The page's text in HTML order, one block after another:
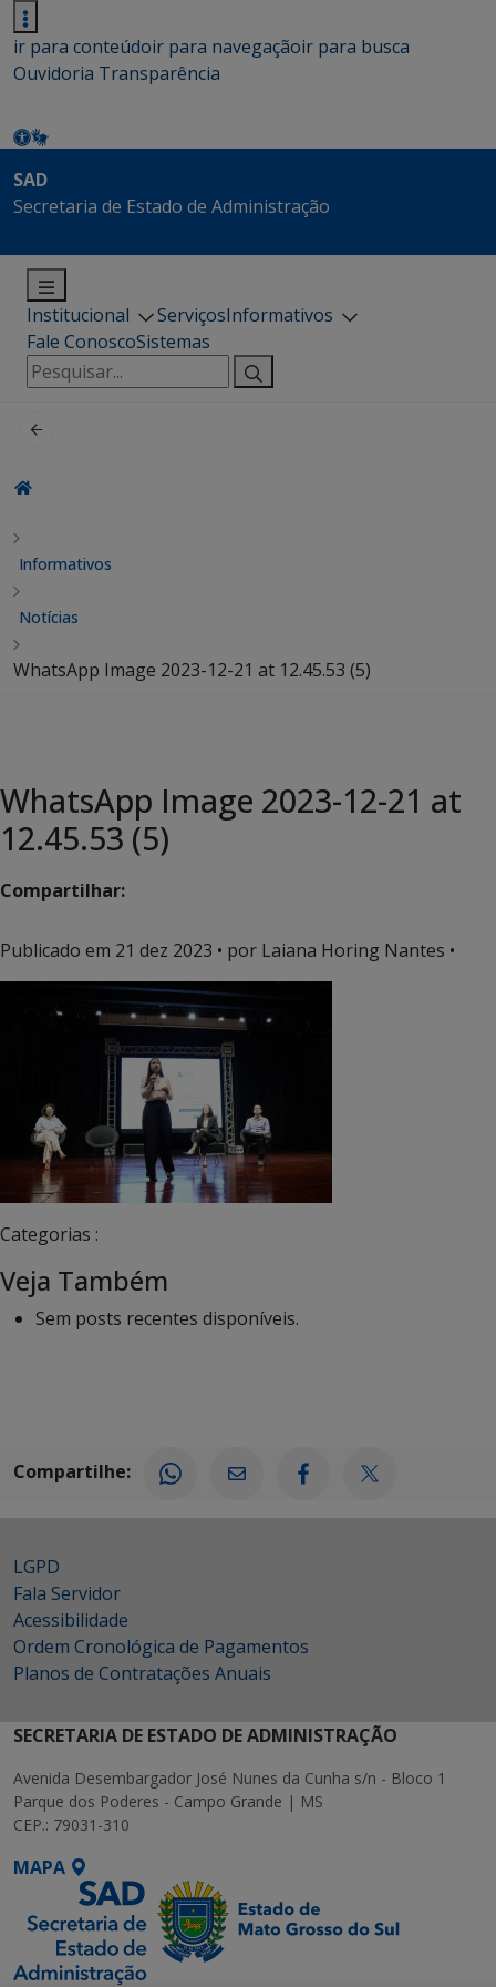
ir para conteúdoir para navegaçãoir para busca
Ouvidoria Transparência
SAD
Secretaria de Estado de Administração
Institucional ServiçosInformativos
Fale ConoscoSistemas
Pesquisar
por:
Informativos
Notícias
WhatsApp Image 2023-12-21 at 12.45.53 (5)
WhatsApp Image 2023-12-21 at
12.45.53 (5)
Compartilhar:
Publicado em 21 dez 2023 • por Laiana Horing Nantes •
Categorias :
Veja Também
Sem posts recentes disponíveis.
Compartilhe:
LGPD
Fala Servidor
Acessibilidade
Ordem Cronológica de Pagamentos
Planos de Contratações Anuais
SECRETARIA DE ESTADO DE ADMINISTRAÇÃO
Avenida Desembargador José Nunes da Cunha s/n - Bloco 1
Parque dos Poderes - Campo Grande | MS
CEP.: 79031-310
MAPA